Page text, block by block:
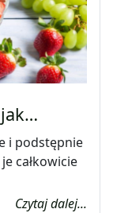
i podstępnie
całkowicie
Czytaj dalej...